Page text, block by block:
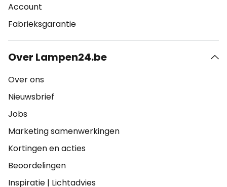
Account
Fabrieksgarantie
Over Lampen24.be
Over ons
Nieuwsbrief
Jobs
Marketing samenwerkingen
Kortingen en acties
Beoordelingen
Inspiratie | Lichtadvies